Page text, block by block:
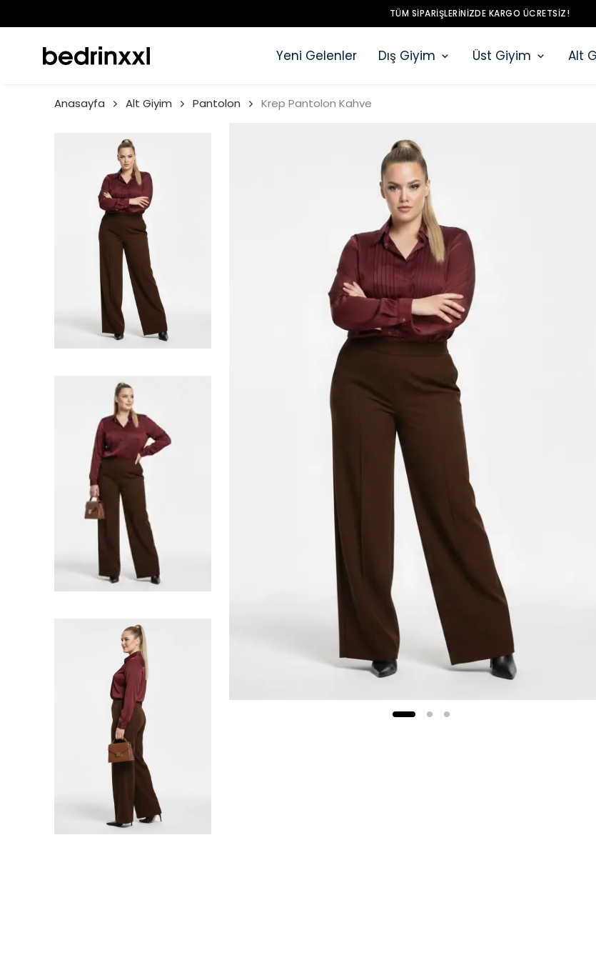
TÜM SIPARIŞLERINIZDE KARGO ÜCRETSIZ!
Yeni Gelenler Dış Giyim Üst Giyim Alt
Anasayfa Alt Giyim Pantolon Krep Pantolon Kahve